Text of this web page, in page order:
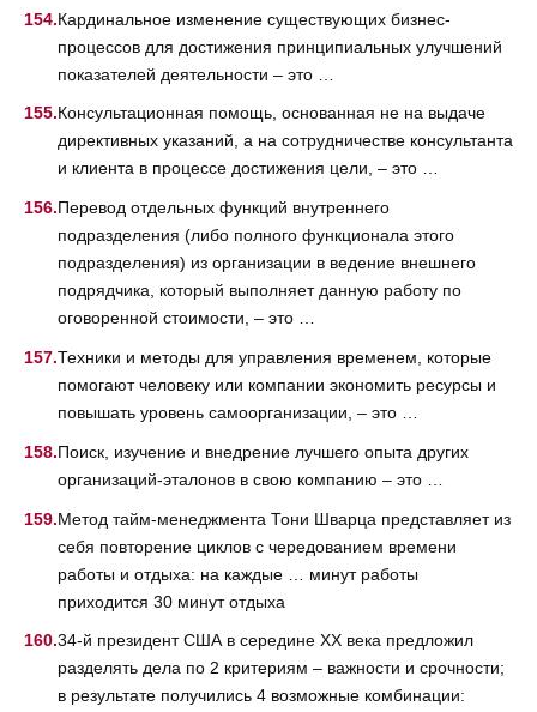
Кардинальное изменение существующих бизнес-
процессов для достижения принципиальных улучшений
показателей деятельности – это …
Консультационная помощь, основанная не на выдаче
директивных указаний, а на сотрудничестве консультанта
и клиента в процессе достижения цели, – это …
Перевод отдельных функций внутреннего
подразделения (либо полного функционала этого
подразделения) из организации в ведение внешнего
подрядчика, который выполняет данную работу по
оговоренной стоимости, – это …
Техники и методы для управления временем, которые
помогают человеку или компании экономить ресурсы и
повышать уровень самоорганизации, – это …
Поиск, изучение и внедрение лучшего опыта других
организаций-эталонов в свою компанию – это …
Метод тайм-менеджмента Тони Шварца представляет из
себя повторение циклов с чередованием времени
работы и отдыха: на каждые … минут работы
приходится 30 минут отдыха
34-й президент США в середине XX века предложил
разделять дела по 2 критериям – важности и срочности;
в результате получились 4 возможные комбинации: